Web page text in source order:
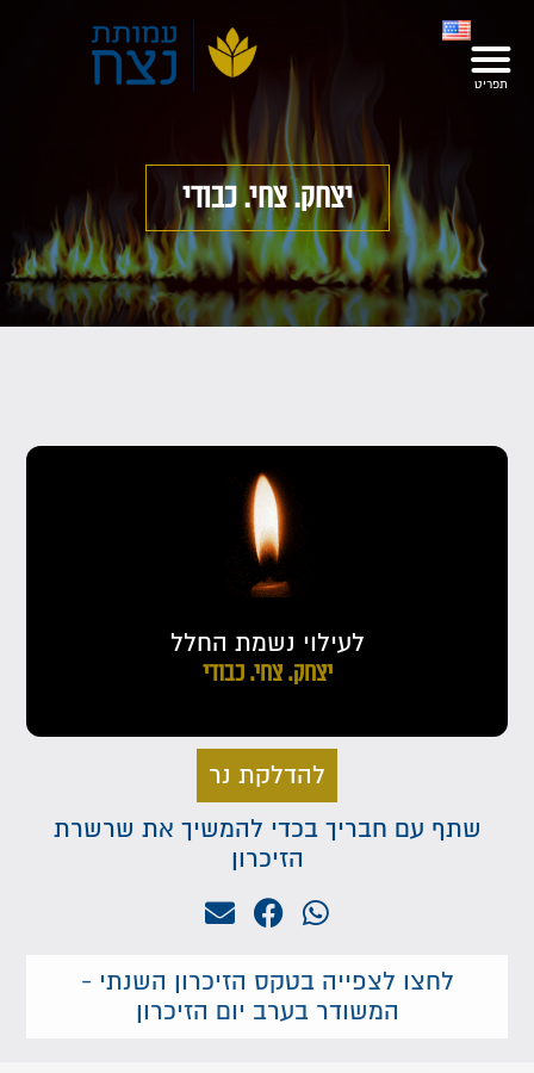
יצחק. צחי. כבודי
לעילוי נשמת החלל
יצחק. צחי. כבודי
להדלקת נר
שתף עם חבריך בכדי להמשיך את שרשרת
הזיכרון
לחצו לצפייה בטקס הזיכרון השנתי -
המשודר בערב יום הזיכרון